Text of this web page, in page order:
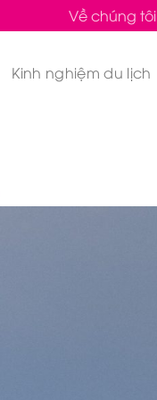
Về chúng tôi
Kinh nghiệm du lịch